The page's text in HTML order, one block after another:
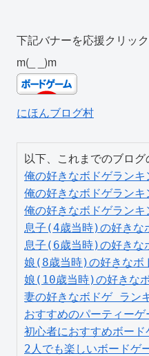
下記バナーを応援クリッ
m(_ _)m
にほんブログ村
俺の好きなボドゲランキ
俺の好きなボドゲランキ
俺の好きなボドゲランキ
息子(4歳当時)の好きな
息子(6歳当時)の好きな
娘(8歳当時)の好きなボ
娘(10歳当時)の好きな
妻の好きなボドゲ ラン
おすすめのパーティーゲ
初心者におすすめボード
2人でも楽しいボードゲ